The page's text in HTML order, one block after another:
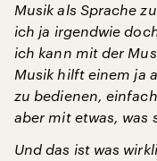
Musik als Sprache
ich ja irgendwie
ich kann mit der
Musik hilft einem ja
zu bedienen,
aber mit etwas, was
Und das ist was